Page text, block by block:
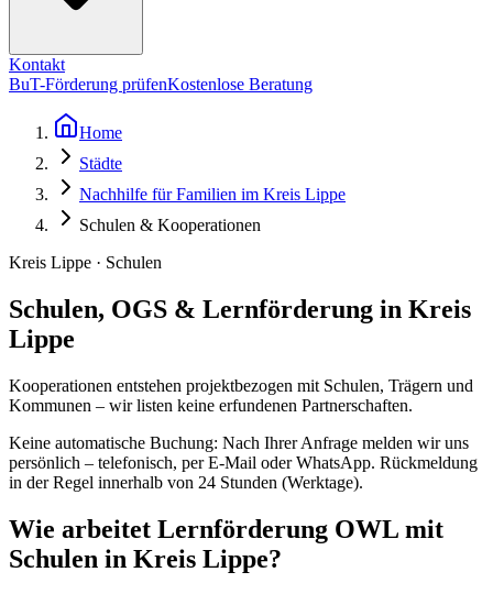
Kontakt
BuT-Förderung prüfenKostenlose Beratung
Home
Städte
Nachhilfe für Familien im Kreis Lippe
Schulen & Kooperationen
Kreis Lippe · Schulen
Schulen, OGS & Lernförderung in Kreis
Lippe
Kooperationen entstehen projektbezogen mit Schulen, Trägern und
Kommunen – wir listen keine erfundenen Partnerschaften.
Keine automatische Buchung: Nach Ihrer Anfrage melden wir uns
persönlich – telefonisch, per E-Mail oder WhatsApp. Rückmeldung
in der Regel innerhalb von 24 Stunden (Werktage).
Wie arbeitet Lernförderung OWL mit
Schulen in Kreis Lippe?